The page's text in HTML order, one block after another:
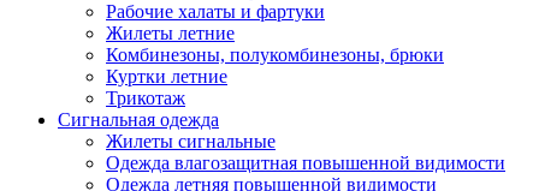
Рабочие халаты и фартуки
Жилеты летние
Комбинезоны, полукомбинезоны, брюки
Куртки летние
Трикотаж
Сигнальная одежда
Жилеты сигнальные
Одежда влагозащитная повышенной видимости
Одежда летняя повышенной видимости